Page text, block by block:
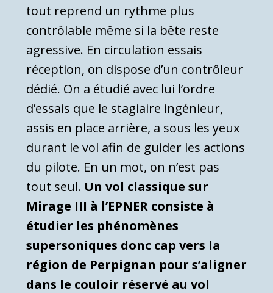
tout reprend un rythme plus
contrôlable même si la bête reste
agressive. En circulation essais
réception, on dispose d’un contrôleur
dédié. On a étudié avec lui l’ordre
d’essais que le stagiaire ingénieur,
assis en place arrière, a sous les yeux
durant le vol afin de guider les actions
du pilote. En un mot, on n’est pas
tout seul. Un vol classique sur
Mirage III à l’EPNER consiste à
étudier les phénomènes
supersoniques donc cap vers la
région de Perpignan pour s’aligner
dans le couloir réservé au vol